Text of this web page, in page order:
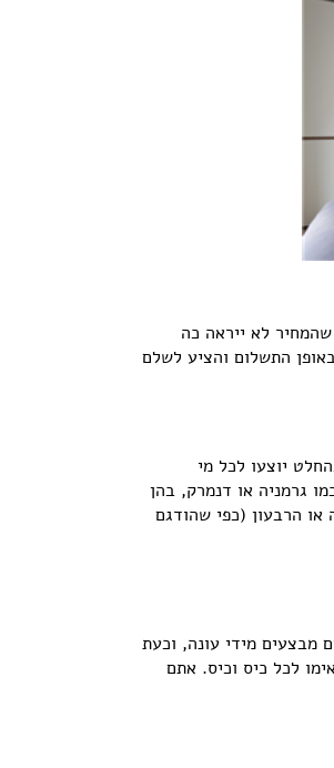
לא ייראה כה
התשלום והציע לשלם
יוצעו לכל מי
גרמניה או דנמרק, בהן
או הרבעון (כפי שהודגם
מבצעים מידי עונה, וכעת
לכל כיס וכיס. אתם